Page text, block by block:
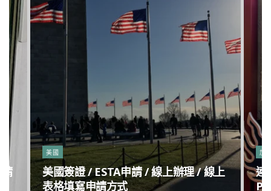
美國
美國簽證 / ESTA申請 / 線上辦理 / 線上
表格填寫申請方式
加
連